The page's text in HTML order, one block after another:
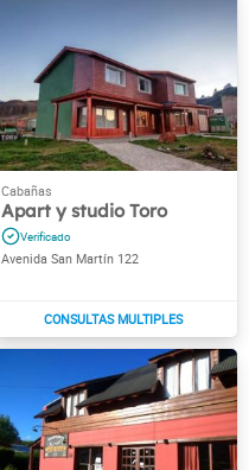
Apart y studio Toro
Avenida San Martín 122